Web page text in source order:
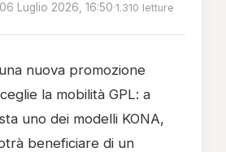
06 Luglio 2026, 16:50·1.310 letture
nuova promozione
la mobilità GPL: a
uno dei modelli KONA,
beneficiare di un